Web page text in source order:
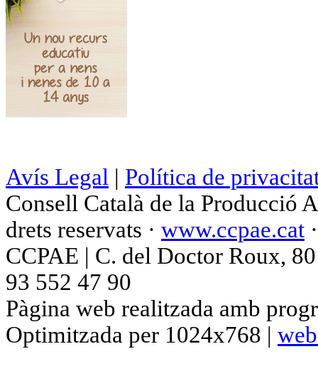
Avís Legal | Política de
Consell Català de la Producció
drets reservats · www.ccpae.cat
CCPAE | C. del Doctor Roux,
93 552 47 90
Pàgina web realitzada amb
Optimitzada per 1024x768 |